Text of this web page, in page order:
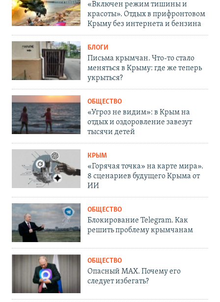
«Включен режим тишины и
красоты». Отдых в прифронтовом
Крыму без интернета и бензина
БЛОГИ
Письма крымчан. Что-то стало
меняться в Крыму: где же теперь
укрыться?
ОБЩЕСТВО
«Угроз не видим»: в Крым на
отдых и оздоровление завезут
тысячи детей
КРЫМ
«Горячая точка» на карте мира».
8 сценариев будущего Крыма от
ИИ
ОБЩЕСТВО
Блокирование Telegram. Как
решить проблему крымчанам
ОБЩЕСТВО
Опасный MAX. Почему его
следует избегать?